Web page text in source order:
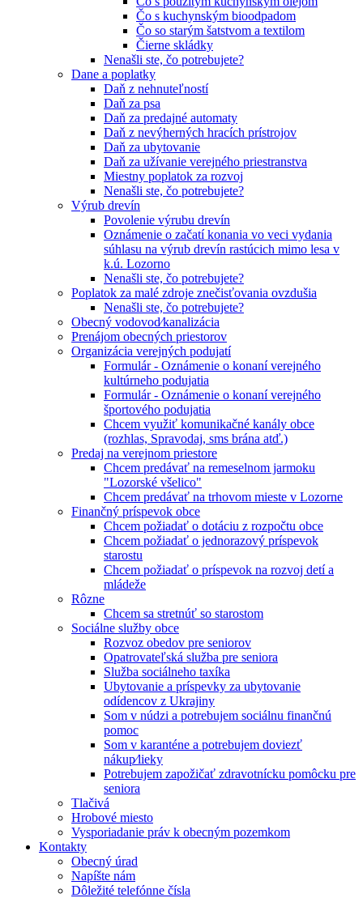
Čo s kuchynským bioodpadom
Čo so starým šatstvom a textilom
Čierne skládky
Nenašli ste, čo potrebujete?
Dane a poplatky
Daň z nehnuteľností
Daň za psa
Daň za predajné automaty
Daň z nevýherných hracích prístrojov
Daň za ubytovanie
Daň za užívanie verejného priestranstva
Miestny poplatok za rozvoj
Nenašli ste, čo potrebujete?
Výrub drevín
Povolenie výrubu drevín
Oznámenie o začatí konania vo veci vydania
súhlasu na výrub drevín rastúcich mimo lesa v
k.ú. Lozorno
Nenašli ste, čo potrebujete?
Poplatok za malé zdroje znečisťovania ovzdušia
Nenašli ste, čo potrebujete?
Obecný vodovod⁄kanalizácia
Prenájom obecných priestorov
Organizácia verejných podujatí
Formulár - Oznámenie o konaní verejného
kultúrneho podujatia
Formulár - Oznámenie o konaní verejného
športového podujatia
Chcem využiť komunikačné kanály obce
(rozhlas, Spravodaj, sms brána atď.)
Predaj na verejnom priestore
Chcem predávať na remeselnom jarmoku
"Lozorské všelico"
Chcem predávať na trhovom mieste v Lozorne
Finančný príspevok obce
Chcem požiadať o dotáciu z rozpočtu obce
Chcem požiadať o jednorazový príspevok
starostu
Chcem požiadať o príspevok na rozvoj detí a
mládeže
Rôzne
Chcem sa stretnúť so starostom
Sociálne služby obce
Rozvoz obedov pre seniorov
Opatrovateľská služba pre seniora
Služba sociálneho taxíka
Ubytovanie a príspevky za ubytovanie
odídencov z Ukrajiny
Som v núdzi a potrebujem sociálnu finančnú
pomoc
Som v karanténe a potrebujem doviezť
nákup⁄lieky
Potrebujem zapožičať zdravotnícku pomôcku pre
seniora
Tlačivá
Hrobové miesto
Vysporiadanie práv k obecným pozemkom
Kontakty
Obecný úrad
Napíšte nám
Dôležité telefónne čísla